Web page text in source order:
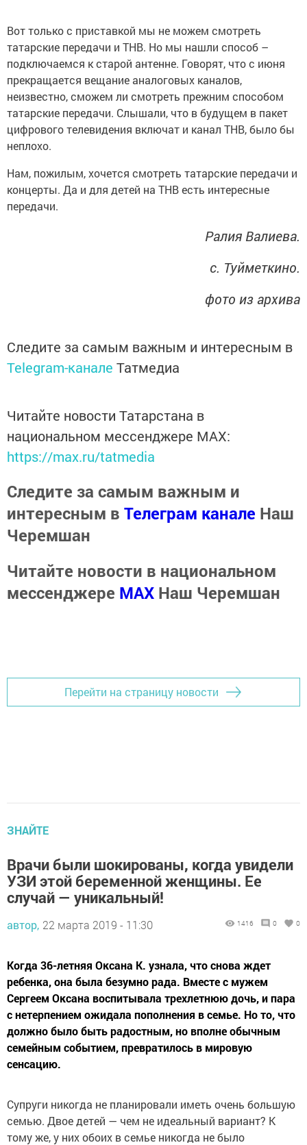
Вот только с приставкой мы не можем смотреть
татарские передачи и ТНВ. Но мы нашли способ –
подключаемся к старой антенне. Говорят, что с июня
прекращается вещание аналоговых каналов,
неизвестно, сможем ли смотреть прежним способом
татарские передачи. Слышали, что в будущем в пакет
цифрового телевидения включат и канал ТНВ, было бы
неплохо.
Нам, пожилым, хочется смотреть татарские передачи и
концерты. Да и для детей на ТНВ есть интересные
передачи.
Ралия Валиева.
с. Туйметкино.
фото из архива
Следите за самым важным и интересным в
Telegram-канале Татмедиа
Читайте новости Татарстана в
национальном мессенджере MАХ:
https://max.ru/tatmedia
Следите за самым важным и
интересным в Телеграм канале Наш
Черемшан
Читайте новости в национальном
мессенджере MАХ Наш Черемшан
Перейти на страницу новости
ЗНАЙТЕ
Врачи были шокированы, когда увидели
УЗИ этой беременной женщины. Ее
случай — уникальный!
автор, 22 марта 2019 - 11:30 1416 0 0
Когда 36-летняя Оксана К. узнала, что снова ждет
ребенка, она была безумно рада. Вместе с мужем
Сергеем Оксана воспитывала трехлетнюю дочь, и пара
с нетерпением ожидала пополнения в семье. Но то, что
должно было быть радостным, но вполне обычным
семейным событием, превратилось в мировую
сенсацию.
Супруги никогда не планировали иметь очень большую
семью. Двое детей — чем не идеальный вариант? К
тому же, у них обоих в семье никогда не было